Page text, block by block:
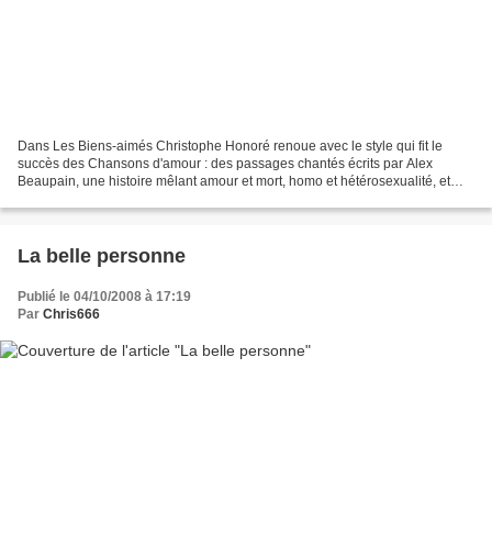
Dans Les Biens-aimés Christophe Honoré renoue avec le style qui fit le
succès des Chansons d'amour : des passages chantés écrits par Alex
Beaupain, une histoire mêlant amour et mort, homo et hétérosexualité, et
La belle personne
Publié le 04/10/2008 à 17:19
Par Chris666